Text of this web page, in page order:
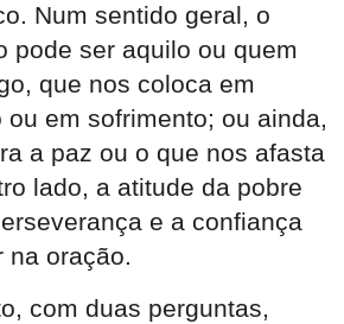
Num sentido geral, o
pode ser aquilo ou quem
que nos coloca em
ou em sofrimento; ou ainda,
a paz ou o que nos afasta
lado, a atitude da pobre
e a confiança
na oração.
com duas perguntas,